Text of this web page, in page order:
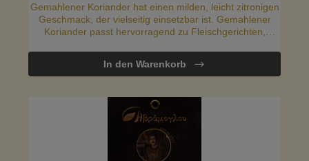
Gemahlener Koriander hat einen milden, leicht zitronigen
Geschmack, der vielseitig einsetzbar ist. Gemahlener
Koriander passt hervorragend zu Fleischgerichten,
In den Warenkorb